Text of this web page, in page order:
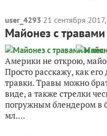
user_4293 21 сентября
Майонез с
Америки не открою,
Просто расскажу, как
травки. Травы можно
виде, а также стрелки
погружным блендером в
мл....